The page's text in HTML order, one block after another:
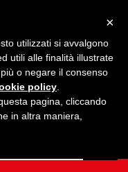
×
utilizzati si avvalgono
utili alle finalità illustrate
o negare il consenso
policy
pagina, cliccando
in altra maniera,